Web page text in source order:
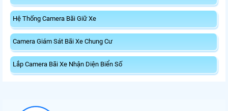
Hệ Thống Camera Bãi Giữ Xe
Camera Giám Sát Bãi Xe Chung Cư
Lắp Camera Bãi Xe Nhận Diện Biển Số